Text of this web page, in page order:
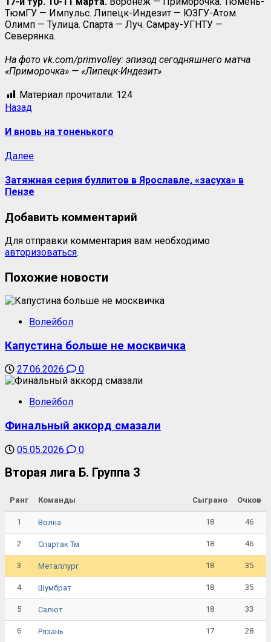
ТюмГУ — Импульс. Липецк-Индезит — ЮЗГУ-Атом.
Олимп — Тулица. Спарта — Луч. Самрау-УГНТУ —
Северянка.
На фото vk.com/primvolley: эпизод сегодняшнего матча
«Приморочка» — «Липецк-Индезит»
Материал прочитали: 124
Назад
И вновь на тоненького
Далее
Затяжная серия буллитов в Ярославле, «засуха» в
Пензе
Добавить комментарий
Для отправки комментария вам необходимо
авторизоваться.
Похожие новости
Волейбол
Капустина больше не москвичка
27.06.2026 0
Волейбол
Финальный аккорд смазали
05.05.2026 0
Вторая лига Б. Группа 3
Ранг Команды Сыграно Очков
1 Волна 18 46
2 Спартак Тм 18 46
3 Металлург 18 35
4 Шумбрат 18 35
5 Салют 18 33
6 Рязань 17 28